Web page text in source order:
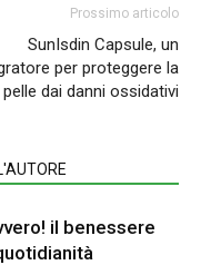
Prossimo articolo
SunIsdin Capsule, un
per proteggere la
pelle dai danni ossidativi
il benessere